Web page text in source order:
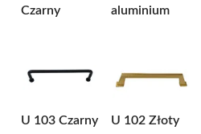
Czarny
aluminium
U 103 Czarny U 102 Złoty